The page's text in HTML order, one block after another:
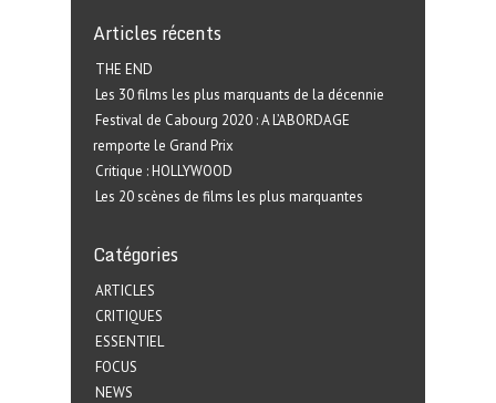
Articles récents
THE END
Les 30 films les plus marquants de la décennie
Festival de Cabourg 2020 : A L’ABORDAGE
remporte le Grand Prix
Critique : HOLLYWOOD
Les 20 scènes de films les plus marquantes
Catégories
ARTICLES
CRITIQUES
ESSENTIEL
FOCUS
NEWS